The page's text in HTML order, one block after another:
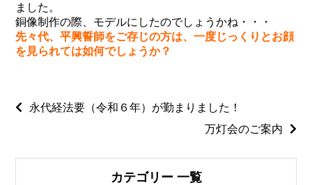
ました。
銅像制作の際、モデルにしたのでしょうかね・・・
先々代、平興誓師をご存じの方は、一度じっくりとお顔
を見られては如何でしょうか？
永代経法要（令和６年）が勤まりました！
万灯会のご案内
カテゴリー 一覧